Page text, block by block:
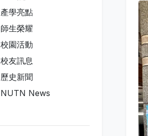
產學亮點
師生榮耀
校園活動
校友訊息
歷史新聞
NUTN News